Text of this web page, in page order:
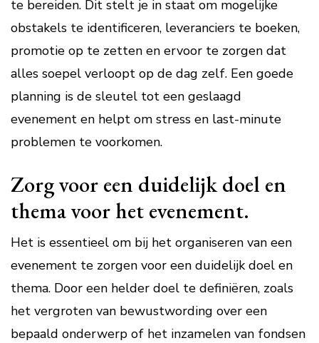
te bereiden. Dit stelt je in staat om mogelijke
obstakels te identificeren, leveranciers te boeken,
promotie op te zetten en ervoor te zorgen dat
alles soepel verloopt op de dag zelf. Een goede
planning is de sleutel tot een geslaagd
evenement en helpt om stress en last-minute
problemen te voorkomen.
Zorg voor een duidelijk doel en
thema voor het evenement.
Het is essentieel om bij het organiseren van een
evenement te zorgen voor een duidelijk doel en
thema. Door een helder doel te definiëren, zoals
het vergroten van bewustwording over een
bepaald onderwerp of het inzamelen van fondsen